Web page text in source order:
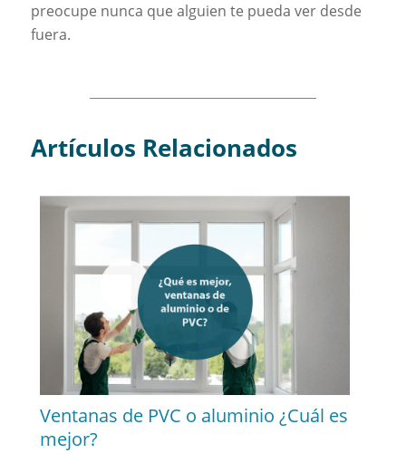
preocupe nunca que alguien te pueda ver desde
fuera.
Artículos Relacionados
Ventanas de PVC o aluminio ¿Cuál es
mejor?